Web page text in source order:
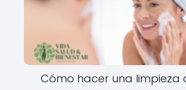
Cómo hacer una limpieza